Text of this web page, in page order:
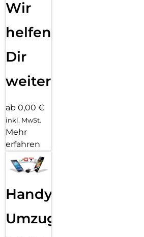
Wir
helfen
Dir
weiter
ab 0,00 €
inkl. MwSt.
Mehr
erfahren
Handy
Umzug